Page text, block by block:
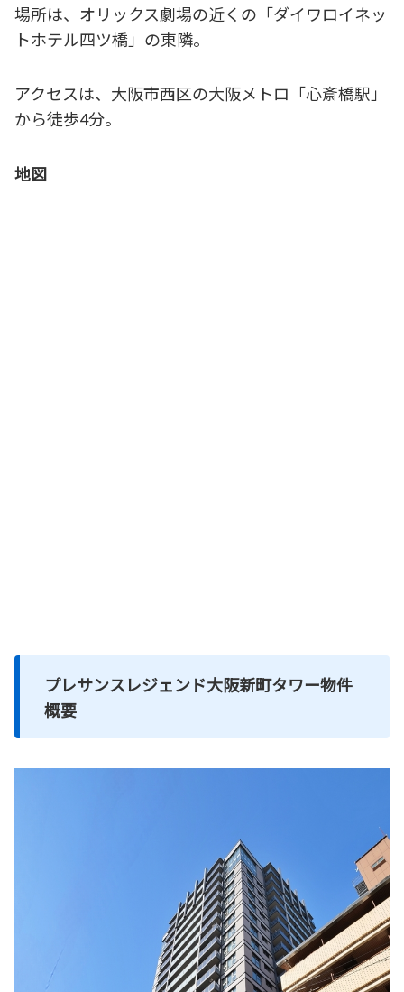
場所は、オリックス劇場の近くの「ダイワロイネッ
トホテル四ツ橋」の東隣。
アクセスは、大阪市西区の大阪メトロ「心斎橋駅」
から徒歩4分。
地図
プレサンスレジェンド大阪新町タワー物件
概要